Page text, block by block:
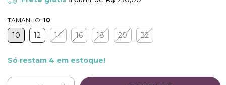
TAMANHO: 10
10 12 14 16 18 20 22
Só restam 4 em estoque!